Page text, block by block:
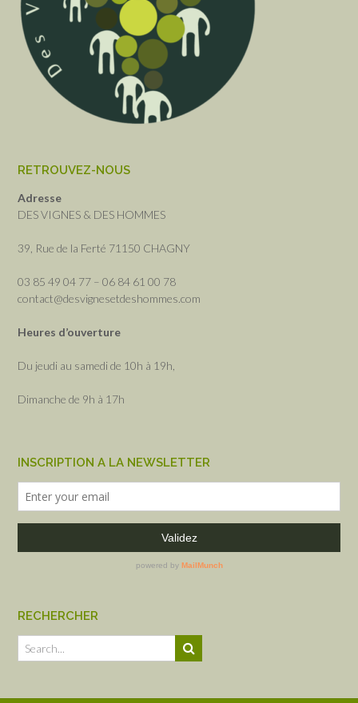
RETROUVEZ-NOUS
Adresse
DES VIGNES & DES HOMMES
39, Rue de la Ferté 71150 CHAGNY
03 85 49 04 77 – 06 84 61 00 78
contact@desvignesetdeshommes.com
Heures d’ouverture
Du jeudi au samedi de 10h à 19h,
Dimanche de 9h à 17h
INSCRIPTION A LA NEWSLETTER
RECHERCHER